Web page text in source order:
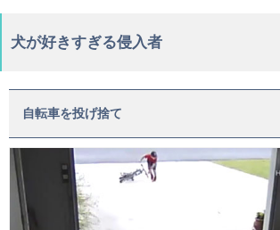
犬が好きすぎる侵入者
自転車を投げ捨て